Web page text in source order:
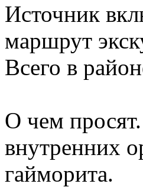
Источник
маршрут
Всего в
О чем
внутренних
гайморита.